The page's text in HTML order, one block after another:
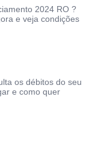
2024 RO ?
e veja condições
os débitos do seu
e como quer